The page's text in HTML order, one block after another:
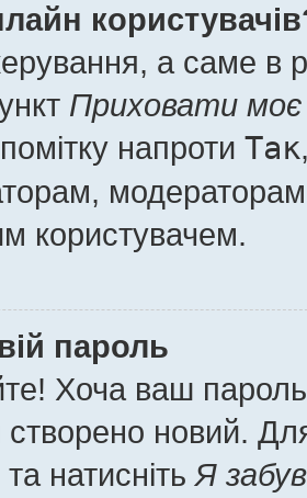
а саме в
Приховати моє
напроти Так
користувачем.
пароль
Хоча ваш
новий.
натисніть Я